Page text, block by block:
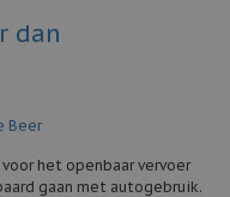
dan
Beer
het openbaar vervoer
gaan met autogebruik.